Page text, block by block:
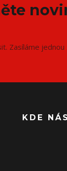
Zasíláme jednou
KDE